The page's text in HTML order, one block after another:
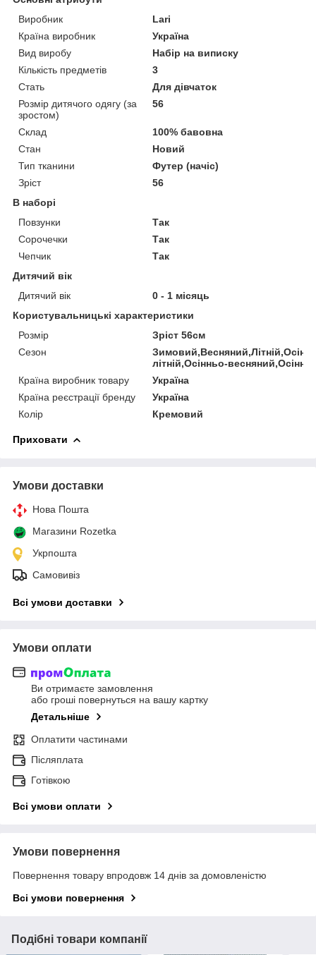
Виробник
Larі
Країна виробник
Україна
Вид виробу
Набір на виписку
Кількість предметів
3
Стать
Для дівчаток
Розмір дитячого одягу (за
зростом)
56
Склад
100% бавовна
Стан
Новий
Тип тканини
Футер (начіс)
Зріст
56
В наборі
Повзунки
Так
Сорочечки
Так
Чепчик
Так
Дитячий вік
Дитячий вік
0 - 1 місяць
Користувальницькі характеристики
Розмір
Зріст 56см
Сезон
літній,Осінньо-
Країна виробник товару
Україна
Країна реєстрації бренду
Україна
Колір
Кремовий
Приховати
Умови доставки
Нова Пошта
Магазини Rozetka
Укрпошта
Самовивіз
Всі умови доставки
Умови оплати
Ви отримаєте замовлення
або гроші повернуться на вашу картку
Детальніше
Оплатити частинами
Післяплата
Готівкою
Всі умови оплати
Умови повернення
Повернення товару впродовж 14 днів за домовленістю
Всі умови повернення
Подібні товари компанії